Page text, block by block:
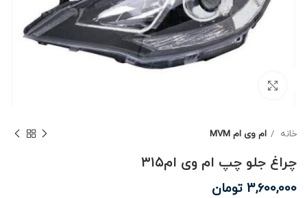
خانه ام وی ام MVM
چراغ جلو چپ ام وی ام۳۱۵
3,600,000 تومان